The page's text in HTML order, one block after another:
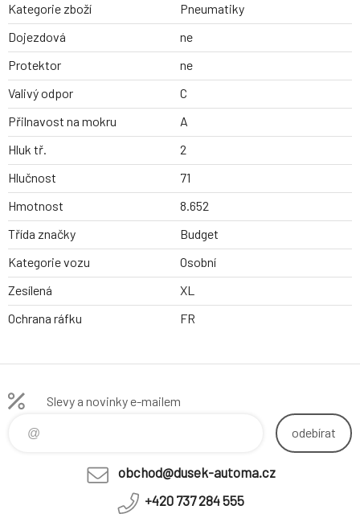
Kategorie zboží
Pneumatiky
Dojezdová
ne
Protektor
ne
Valivý odpor
C
Přilnavost na mokru
A
Hluk tř.
2
Hlučnost
71
Hmotnost
8.652
Třída značky
Budget
Kategorie vozu
Osobní
Zesílená
XL
Ochrana ráfku
FR
Slevy a novinky e-mailem
odebírat
obchod@dusek-automa.cz
+420 737 284 555